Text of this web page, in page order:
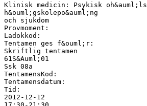
Klinisk medicin: Psykisk
h&ouml;gskolepo&auml;ng
och sjukdom
Provmoment:
Ladokkod:
Tentamen ges f&ouml;r:
Skriftlig tentamen
61S&Auml;01
Ssk 08a
TentamensKod:
Tentamensdatum:
Tid:
2012-12-12